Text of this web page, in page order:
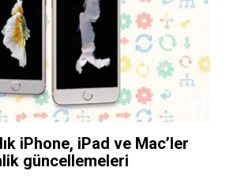
iPhone, iPad ve Mac’ler
güncellemeleri